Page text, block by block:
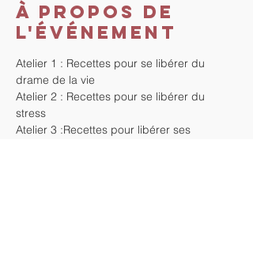
À propos de
l'événement
Atelier 1 : Recettes pour se libérer du
drame de la vie
Atelier 2 : Recettes pour se libérer du
stress
Atelier 3 :Recettes pour libérer ses